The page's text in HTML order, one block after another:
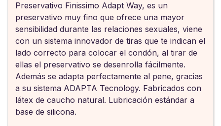
Preservativo Finissimo Adapt Way, es un
preservativo muy fino que ofrece una mayor
sensibilidad durante las relaciones sexuales, viene
con un sistema innovador de tiras que te indican el
lado correcto para colocar el condón, al tirar de
ellas el preservativo se desenrolla fácilmente.
Además se adapta perfectamente al pene, gracias
a su sistema ADAPTA Tecnology. Fabricados con
látex de caucho natural. Lubricación estándar a
base de silicona.